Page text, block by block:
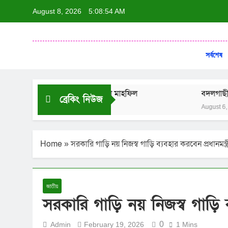
August 8, 2026 5:08:55 AM
সর্বশেষ
ব্রেকিং নিউজ
সভা ও দোয়া মাহফিল বদলগাছীতে স্কুলছাত্রীকে
Home»সরকারি গাড়ি নয় নিজস্ব গাড়ি ব্যবহার করবেন
জাতীয়
সরকারি গাড়ি নয় নিজস্ব গাড়ি
Admin February 19, 2026 0 1 Mins